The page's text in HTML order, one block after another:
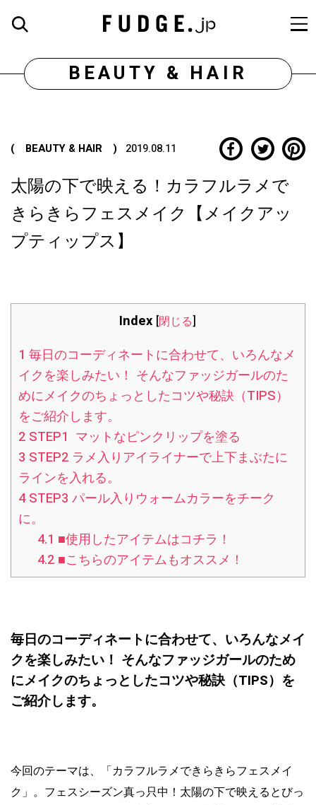
BEAUTY & HAIR
( BEAUTY & HAIR ) 2019.08.11
太陽の下で映える！カラフルラメで
きらきらフェスメイク【メイクアッ
プティップス】
Index [閉じる]
1 毎日のコーディネートに合わせて、いろんなメ
イクを楽しみたい！ そんなファッジガールのた
めにメイクのちょっとしたコツや秘訣（TIPS）
をご紹介します。
2STEP1 マットなピンクリップを塗る
3 STEP2 ラメ入りアイライナーで上下まぶたに
ラインを入れる。
4STEP3 パール入りウォームカラーをチーク
に。
4.1 ■使用したアイテムはコチラ！
4.2 ■こちらのアイテムもオススメ！
毎日のコーディネートに合わせて、いろんなメイ
クを楽しみたい！ そんなファッジガールのため
にメイクのちょっとしたコツや秘訣（TIPS）を
ご紹介します。
今回のテーマは、「カラフルラメできらきらフェスメイ
ク」。フェスシーズン真っ只中！太陽の下で映えるとびっ